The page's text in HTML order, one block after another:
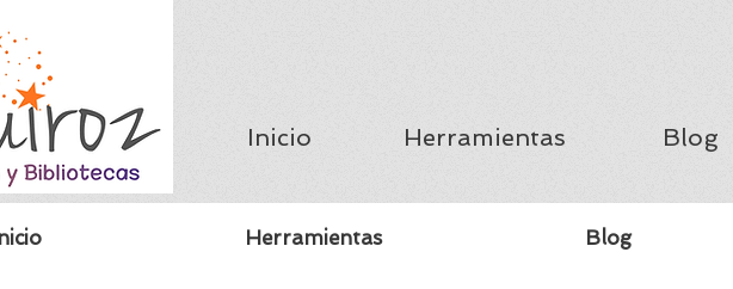
Inicio Herramientas Blog
Herramientas Blog